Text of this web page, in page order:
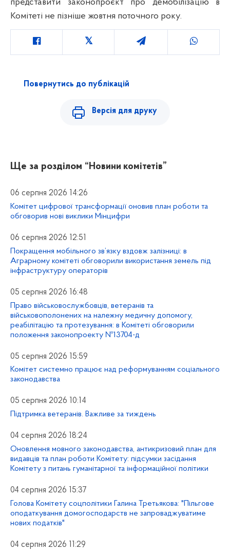
представити законопроєкт про демобілізацію в
Комітеті не пізніше жовтня поточного року.
Повернутись до публікацій
Версія для друку
Ще за розділом “Новини комітетів”
06 серпня 2026 14:26
Комітет цифрової трансформації оновив план роботи та
обговорив нові виклики Мінцифри
06 серпня 2026 12:51
Покращення мобільного зв’язку вздовж залізниці: в
Аграрному комітеті обговорили використання земель під
інфраструктуру операторів
05 серпня 2026 16:48
Право військовослужбовців, ветеранів та
військовополонених на належну медичну допомогу,
реабілітацію та протезування: в Комітеті обговорили
положення законопроекту №13704-д
05 серпня 2026 15:59
Комітет системно працює над реформуванням соціального
законодавства
05 серпня 2026 10:14
Підтримка ветеранів. Важливе за тиждень
04 серпня 2026 18:24
Оновлення мовного законодавства, антикризовий план для
видавців та план роботи Комітету: підсумки засідання
Комітету з питань гуманітарної та інформаційної політики
04 серпня 2026 15:37
Голова Комітету соцполітики Галина Третьякова: "Пільгове
оподаткування домогосподарств не запроваджуватиме
нових податків"
04 серпня 2026 11:29